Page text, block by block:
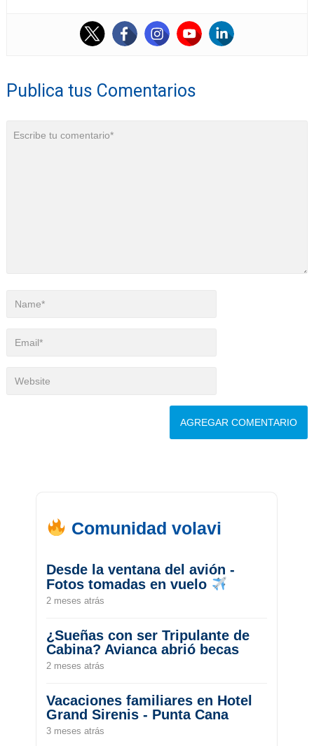
Publica tus Comentarios
Comunidad volavi
Desde la ventana del avión -
Fotos tomadas en vuelo
2 meses atrás
¿Sueñas con ser Tripulante de
Cabina? Avianca abrió becas
2 meses atrás
Vacaciones familiares en Hotel
Grand Sirenis - Punta Cana
3 meses atrás